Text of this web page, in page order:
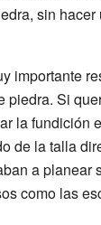
sin
importante
piedra. Si
la fundición
de la talla
a planear
como las